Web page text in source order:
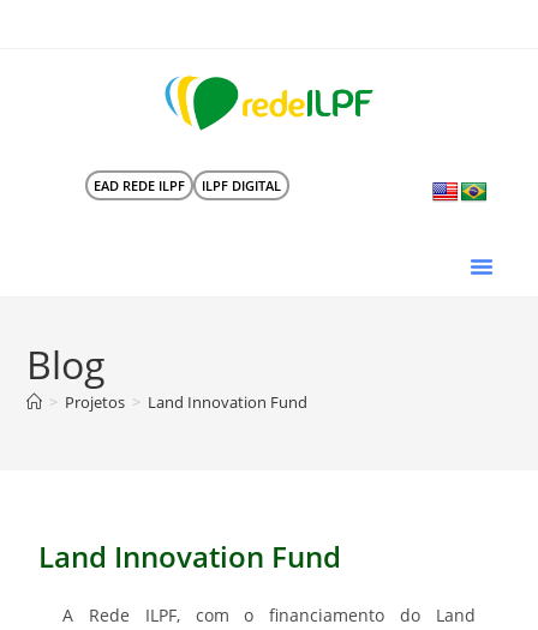
EAD REDE ILPF ILPF DIGITAL
Blog
> Projetos > Land Innovation Fund
Land Innovation Fund
A Rede ILPF, com o financiamento do Land